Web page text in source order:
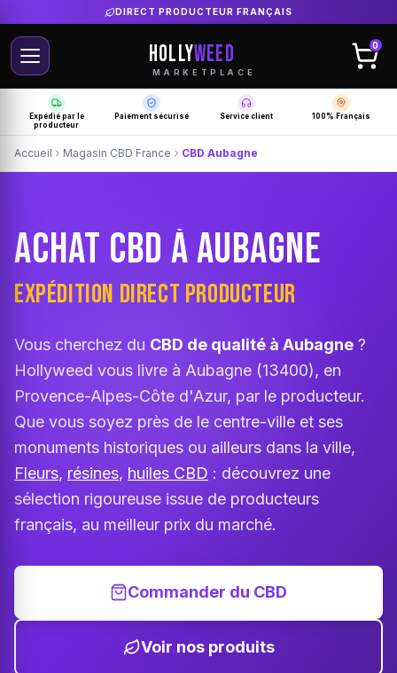
LIVRAISON GRATUITE SELON PRODUCTEUR
HOLLYWEED
MARKETPLACE
0
Expédié par le
producteur
Paiement sécurisé Service client 100% Français
Accueil Magasin CBD France CBD Aubagne
ACHAT CBD À AUBAGNE
EXPÉDITION DIRECT PRODUCTEUR
Vous cherchez du CBD de qualité à Aubagne ?
Hollyweed vous livre à Aubagne (13400), en
Provence-Alpes-Côte d'Azur, par le producteur.
Que vous soyez près de le centre-ville et ses
monuments historiques ou ailleurs dans la ville,
Fleurs, résines, huiles CBD : découvrez une
sélection rigoureuse issue de producteurs
français, au meilleur prix du marché.
Commander du CBD
Voir nos produits